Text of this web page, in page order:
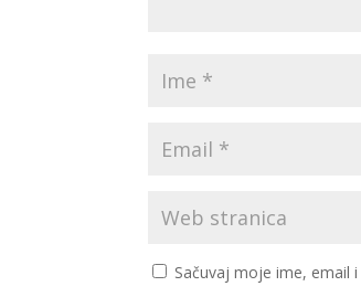
Sačuvaj moje ime, email